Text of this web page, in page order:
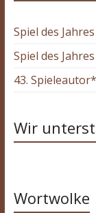
Spiel des
Spiel des
43.
Wir
Wortwolke